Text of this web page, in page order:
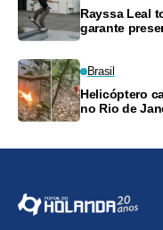
Rayssa Leal
garante
Brasil
Helicóptero
no Rio de